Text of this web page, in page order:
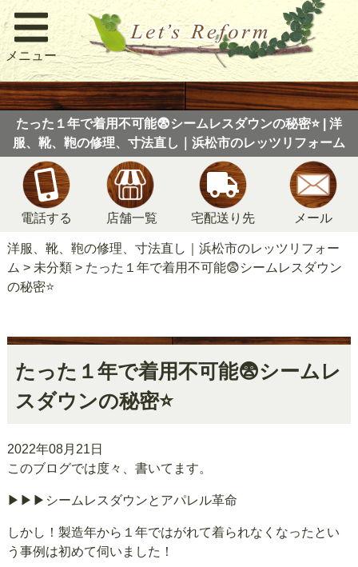
メニュー
たった１年で着用不可能😨シームレスダウンの秘密⭐ | 洋
服、靴、鞄の修理、寸法直し｜浜松市のレッツリフォーム
電話する 店舗一覧 宅配送り先 メール
洋服、靴、鞄の修理、寸法直し｜浜松市のレッツリフォー
ム > 未分類> たった１年で着用不可能😨シームレスダウン
の秘密⭐
たった１年で着用不可能😨シームレ
スダウンの秘密⭐
2022年08月21日
このブログでは度々、書いてます。
▶▶▶シームレスダウンとアパレル革命
しかし！製造年から１年ではがれて着られなくなったとい
う事例は初めて伺いました！